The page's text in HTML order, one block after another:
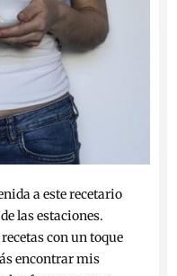
a este recetario
las estaciones.
con un toque
encontrar mis